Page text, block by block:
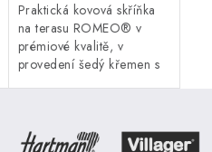
Praktická kovová skříňka
na terasu ROMEO® v
prémiové kvalitě, v
provedení šedý křemen s
bezpečnost,...